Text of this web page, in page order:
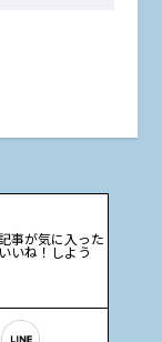
事が気に入った
いね！しよう